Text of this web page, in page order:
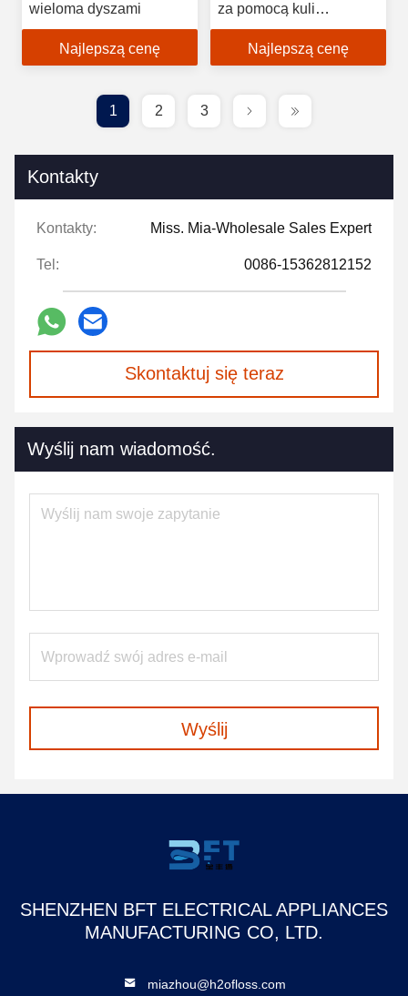
wieloma dyszami
Najlepszą cenę
za pomocą kuli
grawitacyjnej
Najlepszą cenę
1 2 3
Kontakty
Kontakty: Miss. Mia-Wholesale Sales Expert
Tel: 0086-15362812152
Skontaktuj się teraz
Wyślij nam wiadomość.
Wyślij
SHENZHEN BFT ELECTRICAL APPLIANCES
MANUFACTURING CO, LTD.
miazhou@h2ofloss.com